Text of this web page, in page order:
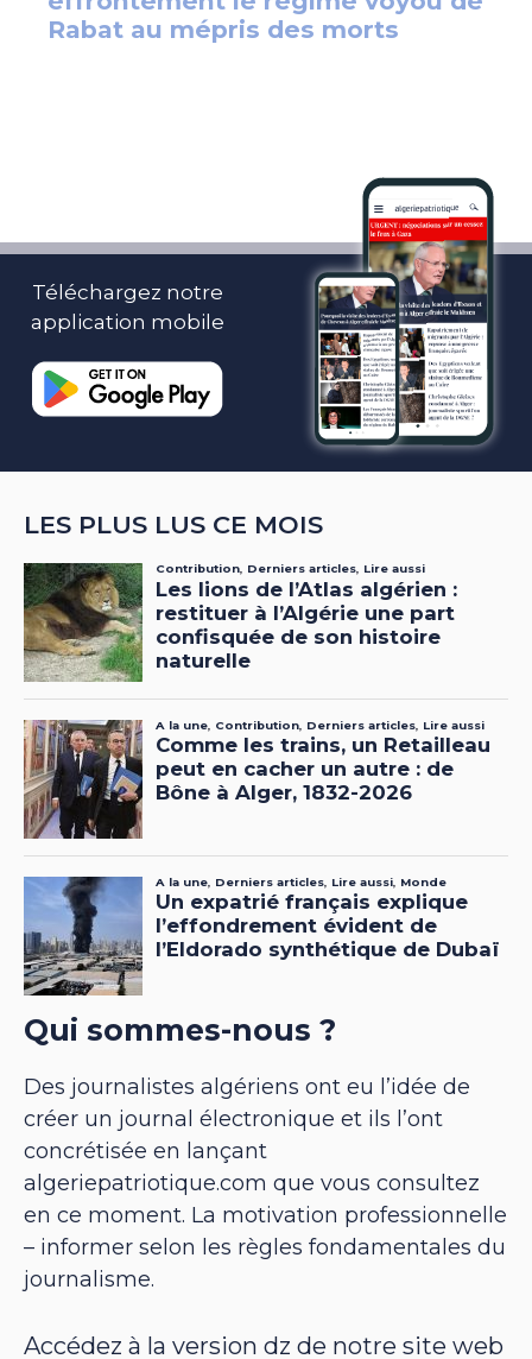
Téléchargez notre
application mobile
LES PLUS LUS CE MOIS
Qui sommes-nous ?
Des journalistes algériens ont eu l’idée de
créer un journal électronique et ils l’ont
concrétisée en lançant
algeriepatriotique.com que vous consultez
en ce moment. La motivation professionnelle
– informer selon les règles fondamentales du
journalisme.
Accédez à la version dz de notre site web